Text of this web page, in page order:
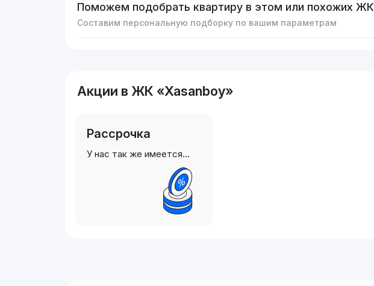
Поможем подобрать квартиру в этом или похожих ЖК
Составим персональную подборку по вашим параметрам
Акции в ЖК «Xasanboy»
Рассрочка
У нас так же имеется…